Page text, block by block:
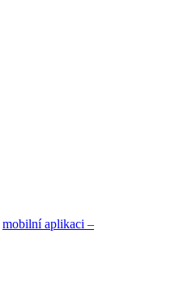
mobilní aplikaci –